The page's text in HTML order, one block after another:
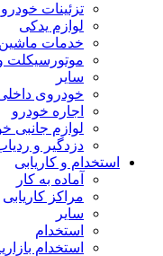
تزئینات خودرو
لوازم یدکی
خدمات ماشین
موتورسیکلت
سایر
خودروی
اجاره خودرو
لوازم جانبی
دزدگیر و
استخدام و کاریابی
آماده به کار
مراکز کاریابی
سایر
استخدام
استخدام